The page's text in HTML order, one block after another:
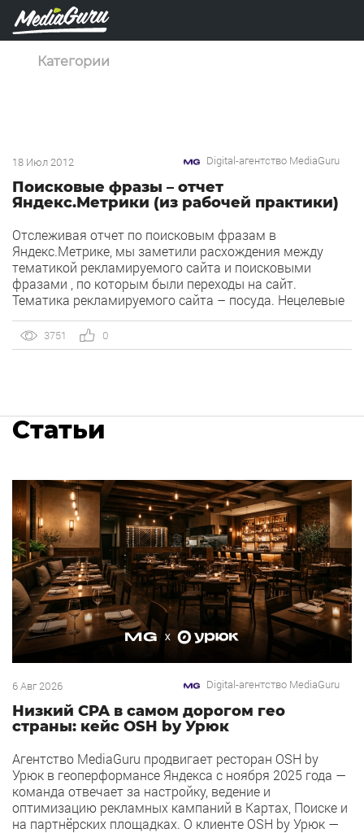
Категории
18 Июл 2012 Digital-агентство MediaGuru
Поисковые фразы – отчет
Яндекс.Метрики (из рабочей практики)
Отслеживая отчет по поисковым фразам в
Яндекс.Метрике, мы заметили расхождения между
тематикой рекламируемого сайта и поисковыми
фразами , по которым были переходы на сайт.
Тематика рекламируемого сайта – посуда. Нецелевые
сайт: вакансия директор, сотрудник, тайланд.
3751 0
Статьи
6 Авг 2026 Digital-агентство MediaGuru
Низкий CPA в самом дорогом гео
страны: кейс OSH by Урюк
Агентство MediaGuru продвигает ресторан OSH by
Урюк в геоперформансе Яндекса с ноября 2025 года —
команда отвечает за настройку, ведение и
оптимизацию рекламных кампаний в Картах, Поиске и
на партнёрских площадках. О клиенте OSH by Урюк —